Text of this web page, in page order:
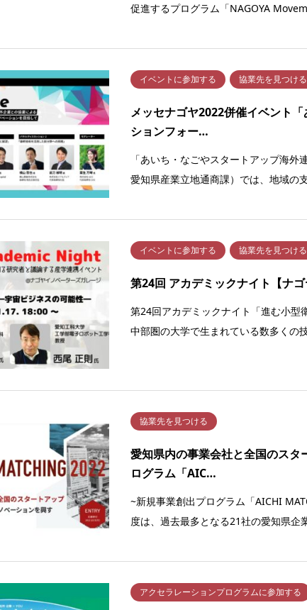
促進するプログラム「NAGOYA
イベントに参加する 協業先を見つける
メッセナゴヤ2022併催イベント
ションフォー…
「あいち・なごやスタートアップ海外
愛知県産業立地通商課）では、地域の
イベントに参加する 協業先を見つける
第24回 アカデミックナイト【ナゴ
第24回アカデミックナイト「進む小
中部圏の大学で生まれている数多くの
協業先を見つける
愛知県内の事業会社と全国のス
ログラム「AIC…
~新規事業創出プログラム「AICHI
度は、過去最多となる21社の愛知県企
アクセラレーションプログラムに参加する